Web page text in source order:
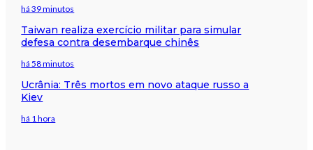
há 39 minutos
Taiwan realiza exercício militar para simular
defesa contra desembarque chinês
há 58 minutos
Ucrânia: Três mortos em novo ataque russo a
Kiev
há 1 hora